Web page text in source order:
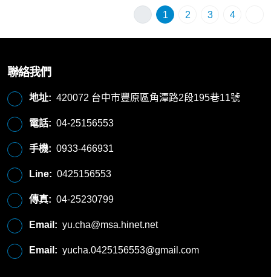
1 2 3 4
聯絡我們
地址: 420072 台中市豐原區角潭路2段195巷11號
電話: 04-25156553
手機: 0933-466931
Line: 0425156553
傳真: 04-25230799
Email: yu.cha@msa.hinet.net
Email: yucha.0425156553@gmail.com